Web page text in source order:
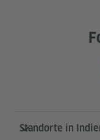
Service- und
Standorte in